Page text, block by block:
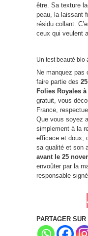
être. Sa texture
peau, la laissant
résidu collant.
ceux qui veulent
Un test beauté bio
Ne manquez pas
faire partie des
Folies Royales à
gratuit, vous
France,
Que vous soyez
simplement à la
efficace et doux,
sa qualité et son
avant le 25
envoûter par la
responsable
PARTAGER SUR